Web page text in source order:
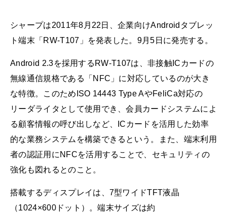
シャープは2011年8月22日、企業向けAndroidタブレッ
ト端末「RW-T107」を発表した。9月5日に発売する。
Android 2.3を採用するRW-T107は、非接触ICカードの
無線通信規格である「NFC」に対応しているのが大き
な特徴。このためISO 14443 Type AやFeliCa対応の
リーダライタとして使用でき、会員カードシステムによ
る顧客情報の呼び出しなど、ICカードを活用した効率
的な業務システムを構築できるという。また、端末利用
者の認証用にNFCを活用することで、セキュリティの
強化も図れるとのこと。
搭載するディスプレイは、7型ワイドTFT液晶
（1024×600ドット）。端末サイズは約